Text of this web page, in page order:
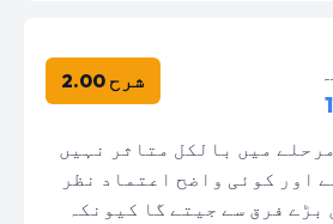
شرح 2.00
میں بالکل متاثر نہیں
کھائے اور کوئی واضح اعتماد نظر
فرق سے جیتے گا کیونکہ